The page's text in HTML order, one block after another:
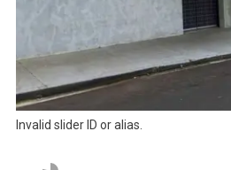
Invalid slider ID or alias.